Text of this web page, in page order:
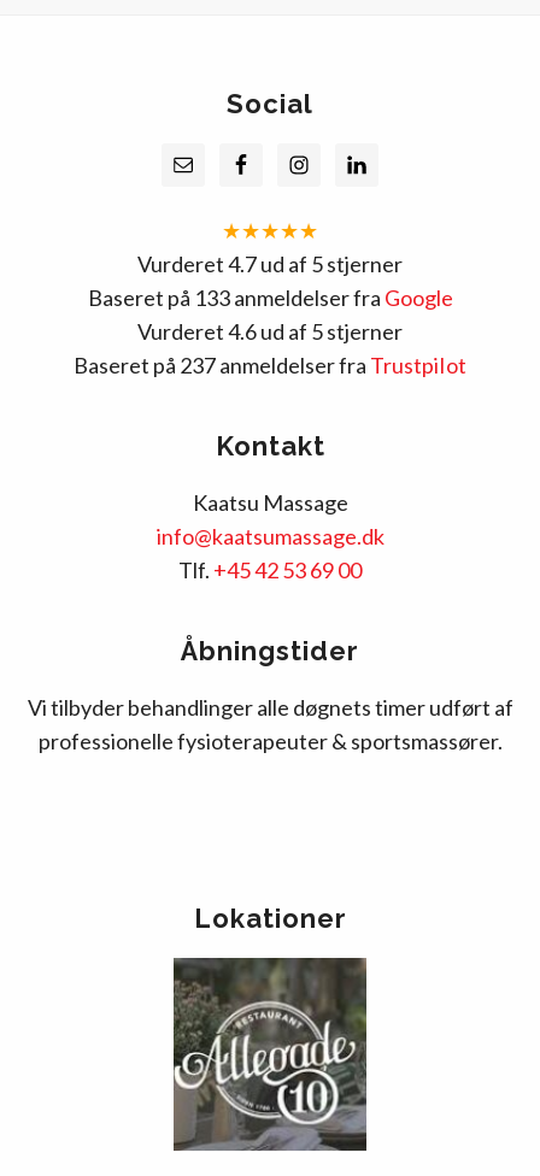
Social
★★★★★
Vurderet 4.7 ud af 5 stjerner
Baseret på 133 anmeldelser fra Google
Vurderet 4.6 ud af 5 stjerner
Baseret på 237 anmeldelser fra TrustpiIot
Kontakt
Kaatsu Massage
info@kaatsumassage.dk
Tlf. +45 42 53 69 00
Åbningstider
Vi tilbyder behandlinger alle døgnets timer udført af
professionelle fysioterapeuter & sportsmassører.
Lokationer